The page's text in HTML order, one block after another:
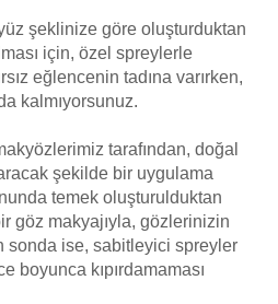
şeklinize göre oluşturduktan
için, özel spreylerle
eğlencenin tadına varırken,
kalmıyorsunuz.
tarafından, doğal
şekilde bir uygulama
temek oluşturulduktan
göz makyajıyla, gözlerinizin
sonda ise, sabitleyici spreyler
boyunca kıpırdamaması